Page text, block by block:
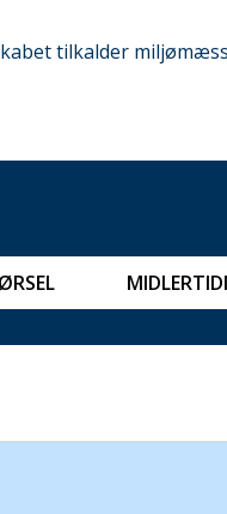
tilkalder